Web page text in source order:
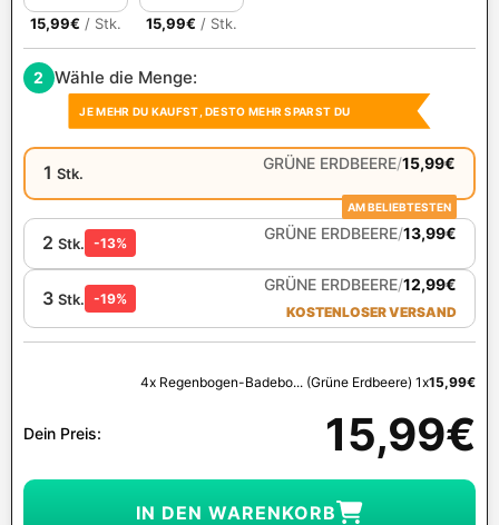
15,99€ / Stk. 15,99€ / Stk.
2 Wähle die Menge:
JE MEHR DU KAUFST, DESTO MEHR SPARST DU
1 Stk.
GRÜNE ERDBEERE/15,99€
AM BELIEBTESTEN
2 Stk. -13%
GRÜNE ERDBEERE/13,99€
3 Stk. -19%
GRÜNE ERDBEERE/12,99€
KOSTENLOSER VERSAND
4x Regenbogen-Badebo... (Grüne Erdbeere) 1x15,99€
Dein Preis: 15,99€
IN DEN WARENKORB